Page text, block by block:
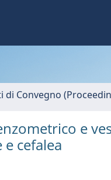
di Convegno
e
cefalea